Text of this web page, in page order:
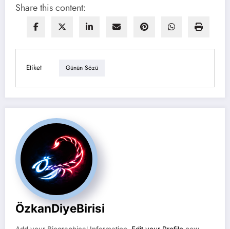
Share this content:
Etiket Günün Sözü
ÖzkanDiyeBirisi